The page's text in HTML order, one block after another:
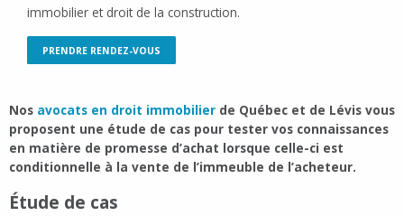
immobilier et droit de la construction.
PRENDRE RENDEZ-VOUS
Nos avocats en droit immobilier de Québec et de Lévis vous
proposent une étude de cas pour tester vos connaissances
en matière de promesse d’achat lorsque celle-ci est
conditionnelle à la vente de l’immeuble de l’acheteur.
Étude de cas